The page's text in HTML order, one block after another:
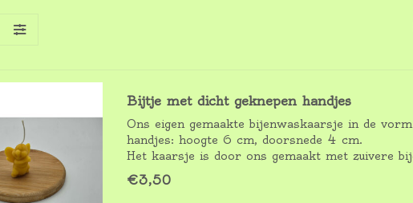
Bijtje met dicht geknepen handjes
Ons eigen gemaakte bijenwaskaarsje in de
handjes: hoogte 6 cm, doorsnede 4 cm.
Het kaarsje is door ons gemaakt met zuivere
€3,50